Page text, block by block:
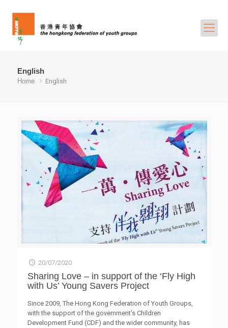
English
Home English
20/07/2020
Sharing Love – in support of the ‘Fly High
with Us’ Young Savers Project
Since 2009, The Hong Kong Federation of Youth Groups,
with the support of the government’s Children
Development Fund (CDF) and the wider community, has